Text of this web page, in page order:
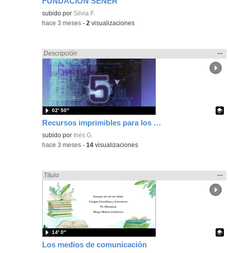
Contenido educativo.
subido por Silvia F.
-hace 3 meses -2 visualizaciones
Recursos imprimibles para los primeros días de clase de los alumnos extranjeros que desconocen el castellano o español
Encontrado «Comunicación» en:
Descripción
la
…
Contenido educativo.
subido por Inés G.
02′ 50″
-hace 3 meses -14 visualizaciones
Los medios de comunicación
Encontrado «Comunicación» en:
Título
la
…
14′ 0″